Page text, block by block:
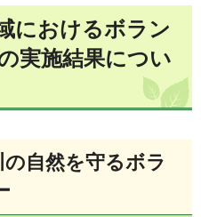
におけるボラン
実施結果につい
の自然を守るボラ